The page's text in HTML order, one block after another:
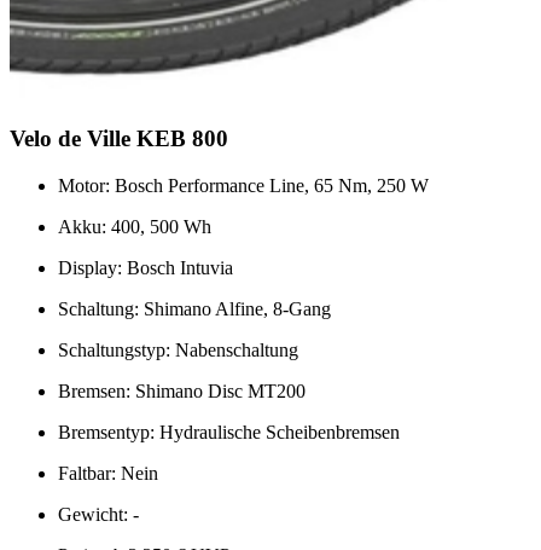
Velo de Ville KEB 800
Motor: Bosch Performance Line, 65 Nm, 250 W
Akku: 400, 500 Wh
Display: Bosch Intuvia
Schaltung: Shimano Alfine, 8-Gang
Schaltungstyp: Nabenschaltung
Bremsen: Shimano Disc MT200
Bremsentyp: Hydraulische Scheibenbremsen
Faltbar: Nein
Gewicht: -